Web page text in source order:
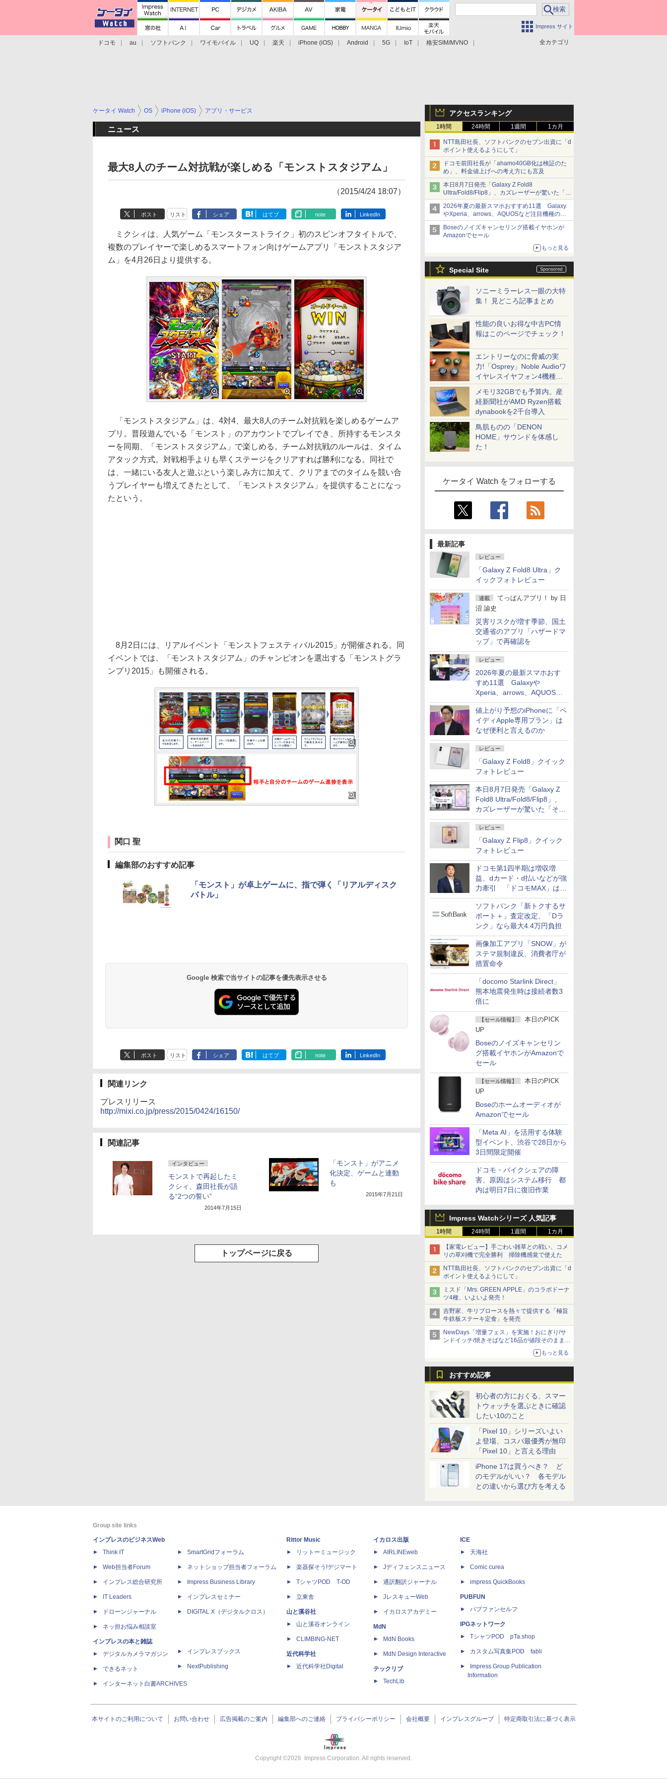
Impress サイト
全カテゴリ
ドコモ au ソフトバンク ワイモバイル UQ 楽天 iPhone (iOS) Android 5G IoT
格安SIM/MVNO
アクセスランキング
1時間 24時間 1週間 1カ月
NTT島田社長、ソフトバンクのセブン出資に「d
ポイント使えるようにして」
ドコモ前田社長が「ahamo40GB化は検証のた
め」、料金値上げへの考え方にも言及
本日8月7日発売「Galaxy Z Fold8
Ultra/Fold8/Flip8」、カズレーザーが驚いた「そ
ば屋のメニュー並みの薄さ」
2026年夏の最新スマホおすすめ11選 Galaxy
やXperia、arrows、AQUOSなど注目機種の特
徴は
Boseのノイズキャンセリング搭載イヤホンが
Amazonでセール
もっと見る
Special Site
ソニーミラーレス一眼の大特
集！ 見どころ記事まとめ
性能の良いお得な中古PC情
報はこのページでチェック！
エントリーなのに脅威の実
力!「Osprey」Noble Audioワ
イヤレスイヤフォン4機種を
一気に聴く
メモリ32GBでも予算内。産
経新聞社がAMD Ryzen搭載
dynabookを2千台導入
鳥肌ものの「DENON
HOME」サウンドを体感し
た！
ケータイ Watch をフォローする
最新記事
レビュー
「Galaxy Z Fold8 Ultra」ク
イックフォトレビュー
連載 てっぱんアプリ！ by 日
沼 諭史
災害リスクが増す季節、国土
交通省のアプリ「ハザードマ
ップ」で再確認を
レビュー
2026年夏の最新スマホおす
すめ11選 Galaxyや
Xperia、arrows、AQUOSな
ど注目機種の特徴は
値上がり予想のiPhoneに「ペ
イディApple専用プラン」は
なぜ便利と言えるのか
レビュー
「Galaxy Z Fold8」クイック
フォトレビュー
本日8月7日発売「Galaxy Z
Fold8 Ultra/Fold8/Flip8」、
カズレーザーが驚いた「そば
屋のメニュー並みの薄さ」
レビュー
「Galaxy Z Flip8」クイック
フォトレビュー
ドコモ第1四半期は増収増
益、dカード・d払いなどが強
力牽引 「ドコモMAX」は
400万契約突破
ソフトバンク「新トクするサ
ポート＋」査定改定、「Dラ
ンク」なら最大4.4万円負担
画像加工アプリ「SNOW」が
ステマ規制違反、消費者庁が
措置命令
「docomo Starlink Direct」
熊本地震発生時は接続者数3
倍に
【セール情報】
本日のPICK
UP
Boseのノイズキャンセリン
グ搭載イヤホンがAmazonで
セール
【セール情報】
本日のPICK
UP
Boseのホームオーディオが
Amazonでセール
「Meta AI」を活用する体験
型イベント、渋谷で28日から
3日間限定開催
ドコモ・バイクシェアの障
害、原因はシステム移行 都
内は明日7日に復旧作業
Impress Watchシリーズ 人気記事
1時間 24時間 1週間 1カ月
【家電レビュー】手ごわい雑草との戦い、コメ
リの草刈機で完全勝利 掃除機感覚で使えた
NTT島田社長、ソフトバンクのセブン出資に「d
ポイント使えるようにして」
ミスド「Mrs. GREEN APPLE」のコラボドーナ
ツ4種、いよいよ発売！
吉野家、牛リブロースを熱々で提供する「極旨
牛鉄板ステーキ定食」を発売
NewDays「増量フェス」を実施！おにぎり/サ
ンドイッチ/焼きそばなど16品が値段そのままで
もっと見る
おすすめ記事
初心者の方におくる、スマー
トウォッチを選ぶときに確認
したい10のこと
「Pixel 10」シリーズいよい
よ登場、コスパ最優秀が無印
「Pixel 10」と言える理由
iPhone 17は買うべき？ ど
のモデルがいい？ 各モデル
との違いから選び方を考える
ケータイ Watch OS iPhone (iOS) アプリ・サービス
ニュース
最大8人のチーム対抗戦が楽しめる「モンストスタジアム」
（2015/4/24 18:07）
ポスト リスト シェア はてブ note LinkedIn
ミクシィは、人気ゲーム「モンスターストライク」初のスピンオフタイトルで、
複数のプレイヤーで楽しめるスマートフォン向けゲームアプリ「モンストスタジア
ム」を4月26日より提供する。
「モンストスタジアム」は、4対4、最大8人のチーム対抗戦を楽しめるゲームア
プリ。普段遊んでいる「モンスト」のアカウントでプレイでき、所持するモンスタ
ーを同期、「モンストスタジアム」で楽しめる。チーム対抗戦のルールは、タイム
アタック方式。対戦相手よりも早くステージをクリアすれば勝利になる。同社で
は、一緒にいる友人と遊ぶという楽しみ方に加えて、クリアまでのタイムを競い合
うプレイヤーも増えてきたとして、「モンストスタジアム」を提供することになっ
たという。
8月2日には、リアルイベント「モンストフェスティバル2015」が開催される。同
イベントでは、「モンストスタジアム」のチャンピオンを選出する「モンストグラ
ンプリ2015」も開催される。
関口 聖
編集部のおすすめ記事
「モンスト」が卓上ゲームに、指で弾く「リアルディスク
バトル」
Google 検索で当サイトの記事を優先表示させる
ポスト リスト シェア はてブ note LinkedIn
関連リンク
プレスリリース
http://mixi.co.jp/press/2015/0424/16150/
関連記事
インタビュー
モンストで再起したミ
クシィ、森田社長が語
る“2つの誓い”
2014年7月15日
「モンスト」がアニメ
化決定、ゲームと連動
も
2015年7月21日
トップページに戻る
Group site links
インプレスのビジネスWeb
Think IT
Web担当者Forum
インプレス総合研究所
IT Leaders
ドローンジャーナル
ネッ担お悩み相談室
インプレスの本と雑誌
デジタルカメラマガジン
できるネット
インターネット白書ARCHIVES
SmartGridフォーラム
ネットショップ担当者フォーラム
Impress Business Library
インプレスセミナー
DIGITAL X（デジタルクロス）
インプレスブックス
NextPublishing
Rittor Music
リットーミュージック
楽器探そう!デジマート
TシャツPOD T-OD
立東舎
山と溪谷社
山と溪谷オンライン
CLIMBING-NET
近代科学社
近代科学社Digital
イカロス出版
AIRLINEweb
Jディフェンスニュース
通訳翻訳ジャーナル
JレスキューWeb
イカロスアカデミー
MdN
MdN Books
MdN Design Interactive
テックリブ
TechLib
ICE
天海社
Comic curea
impress QuickBooks
PUBFUN
パブファンセルフ
IPGネットワーク
TシャツPOD pTa.shop
カスタム写真集POD fabli
Impress Group Publication
Information
本サイトのご利用について お問い合わせ 広告掲載のご案内 編集部へのご連絡 プライバシーポリシー 会社概要 インプレスグループ 特定商取引法に基づく表示
Copyright ©2026 Impress Corporation. All rights reserved.